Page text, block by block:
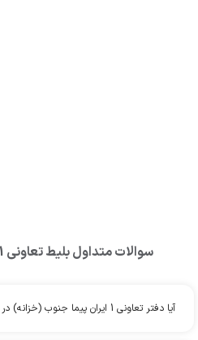
سوالات متداول بلیطتعاونی 1 ایران پیما جنوب (خزانه)
آیا دفتر تعاونی 1 ایران پیما جنوب (خزانه) در داخل ترمینال است یا خارج آن؟